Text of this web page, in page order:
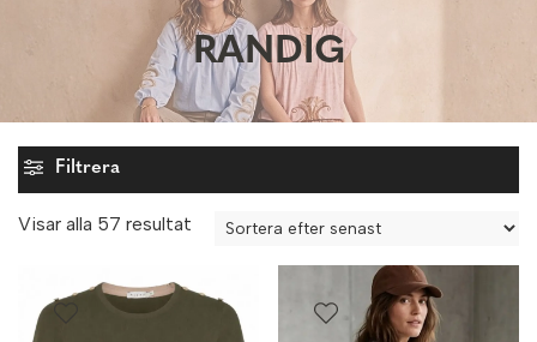
RANDIG
Filtrera
Visar alla 57 resultat Sortera